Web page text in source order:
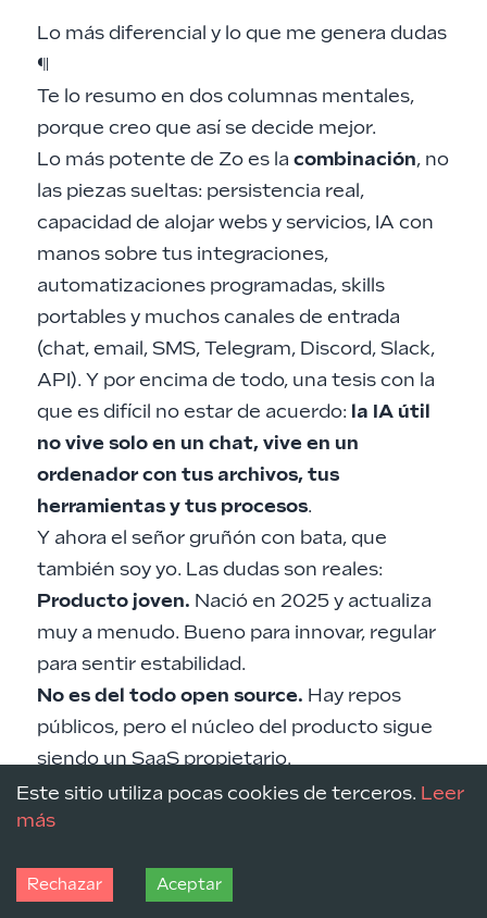
Este sitio utiliza pocas cookies de terceros. Leer
más
Rechazar Aceptar
Lo más diferencial y lo que me genera dudas
¶
Te lo resumo en dos columnas mentales,
porque creo que así se decide mejor.
Lo más potente de Zo es la combinación, no
las piezas sueltas: persistencia real,
capacidad de alojar webs y servicios, IA con
manos sobre tus integraciones,
automatizaciones programadas, skills
portables y muchos canales de entrada
(chat, email, SMS, Telegram, Discord, Slack,
API). Y por encima de todo, una tesis con la
que es difícil no estar de acuerdo: la IA útil
no vive solo en un chat, vive en un
ordenador con tus archivos, tus
herramientas y tus procesos.
Y ahora el señor gruñón con bata, que
también soy yo. Las dudas son reales:
Producto joven. Nació en 2025 y actualiza
muy a menudo. Bueno para innovar, regular
para sentir estabilidad.
No es del todo open source. Hay repos
públicos, pero el núcleo del producto sigue
siendo un SaaS propietario.
Coste imprevisible.Cuota más créditos
más automatizaciones más modelos caros
continuo.